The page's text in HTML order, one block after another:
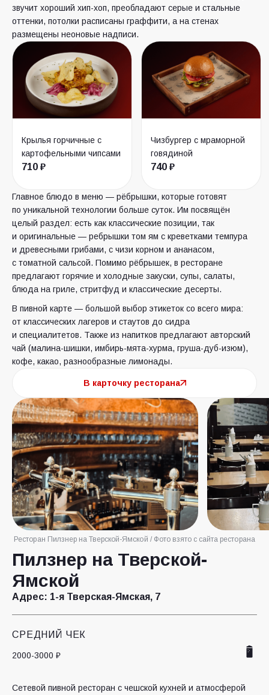
звучит хороший хип-хоп, преобладают серые и стальные
оттенки, потолки расписаны граффити, а на стенах
размещены неоновые надписи.
Крылья горчичные с
картофельными чипсами
710 ₽
Чизбургер с мраморной
говядиной
740 ₽
Главное блюдо в меню — рёбрышки, которые готовят
по уникальной технологии больше суток. Им посвящён
целый раздел: есть как классические позиции, так
и оригинальные — ребрышки том ям с креветками темпура
и древесными грибами, с чизи корном и ананасом,
с томатной сальсой. Помимо рёбрышек, в ресторане
предлагают горячие и холодные закуски, супы, салаты,
блюда на гриле, стритфуд и классические десерты.
В пивной карте — большой выбор этикеток со всего мира:
от классических лагеров и стаутов до сидра
и специалитетов. Также из напитков предлагают авторский
чай (малина-шишки, имбирь-мята-хурма, груша-дуб-изюм),
кофе, какао, разнообразные лимонады.
В карточку ресторана
Ресторан Пилзнер на Тверской-Ямской / Фото взято с сайта ресторана
Пилзнер на Тверской-
Ямской
Адрес: 1-я Тверская-Ямская, 7
СРЕДНИЙ ЧЕК
2000-3000 ₽
Сетевой пивной ресторан с чешской кухней и атмосферой